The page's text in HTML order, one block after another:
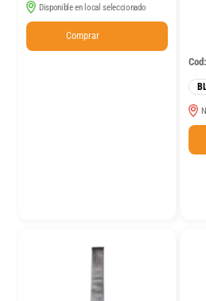
Disponible en local seleccionado
Comprar
Cod: